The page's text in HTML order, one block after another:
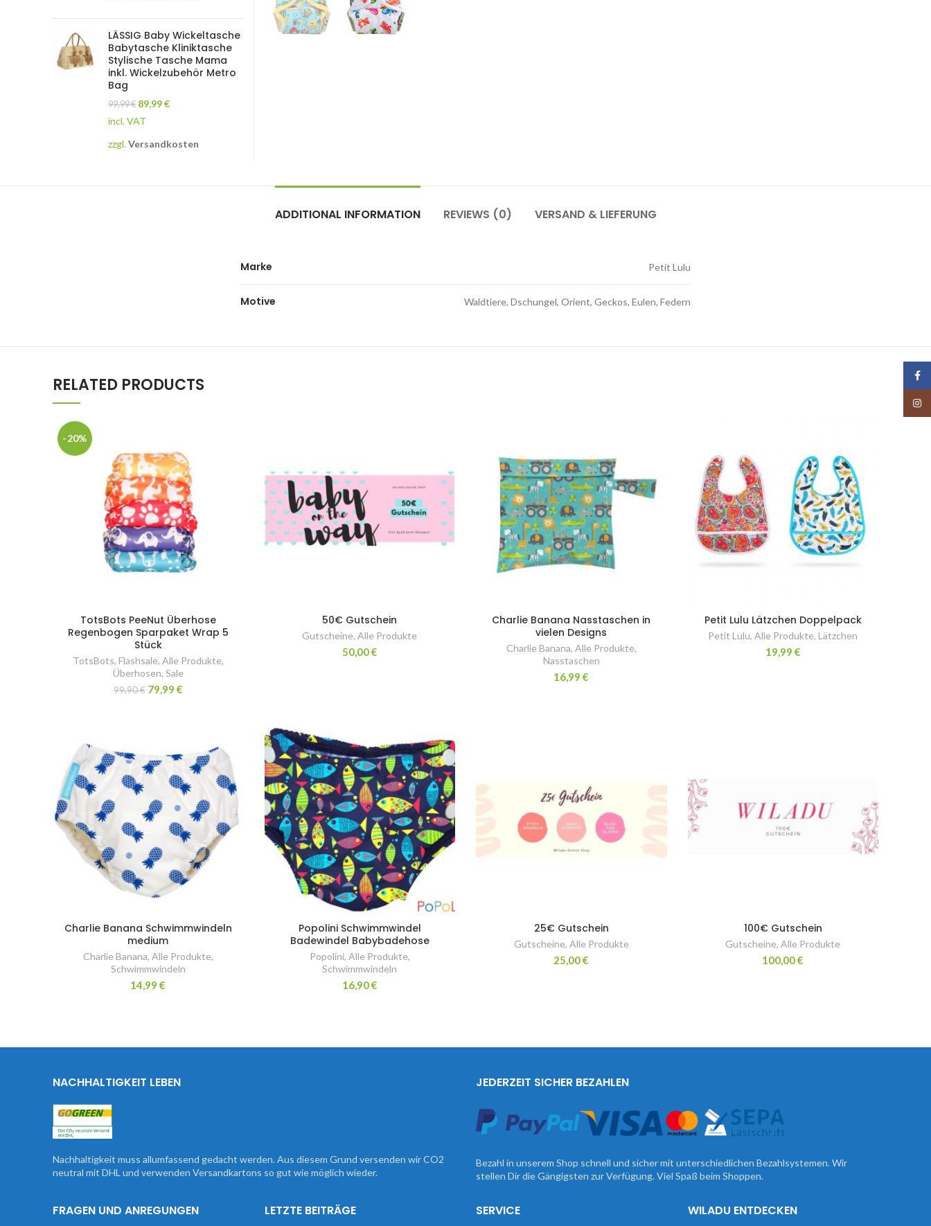
LÄSSIG Baby Wickeltasche
Babytasche Kliniktasche
Stylische Tasche Mama
inkl. Wickelzubehör Metro
Bag
99,99€ 89,99€
incl. VAT
zzgl.Versandkosten
ADDITIONAL INFORMATION REVIEWS (0) VERSAND & LIEFERUNG
Marke Petit Lulu
Motive Waldtiere, Dschungel, Orient, Geckos, Eulen, Federn
RELATED PRODUCTS
-20%
TotsBots PeeNut Überhose
Regenbogen Sparpaket Wrap 5
Stück
TotsBots, Flashsale, Alle Produkte,
Überhosen, Sale
99,90€ 79,99 €
50€ Gutschein
Gutscheine,Alle Produkte
50,00€
Charlie Banana Nasstaschen in
vielen Designs
Charlie Banana, Alle Produkte,
Nasstaschen
16,99€
Petit Lulu Lätzchen Doppelpack
Petit Lulu,Alle Produkte, Lätzchen
19,99 €
Charlie Banana Schwimmwindeln
medium
Charlie Banana, Alle Produkte,
Schwimmwindeln
14,99€
Popolini Schwimmwindel
Badewindel Babybadehose
Popolini, Alle Produkte,
Schwimmwindeln
16,90€
25€ Gutschein
Gutscheine, Alle Produkte
25,00€
100€ Gutschein
Gutscheine,Alle Produkte
100,00€
NACHHALTIGKEIT LEBEN
Nachhaltigkeit muss allumfassend gedacht werden. Aus diesem Grund versenden wir CO2
neutral mit DHL und verwenden Versandkartons so gut wie möglich wieder.
JEDERZEIT SICHER BEZAHLEN
Bezahl in unserem Shop schnell und sicher mit unterschiedlichen Bezahlsystemen. Wir
stellen Dir die Gängigsten zur Verfügung. Viel Spaß beim Shoppen.
FRAGEN UND ANREGUNGEN LETZTE BEITRÄGE SERVICE WILADU ENTDECKEN